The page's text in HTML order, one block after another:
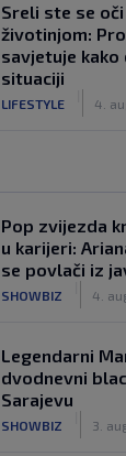
Sreli ste se
životinjom:
savjetuje kako
situaciji
LIFESTYLE 4.
Pop zvijezda
u karijeri:
se povlači iz
SHOWBIZ 4.
Legendarni
dvodnevni
Sarajevu
SHOWBIZ 3.